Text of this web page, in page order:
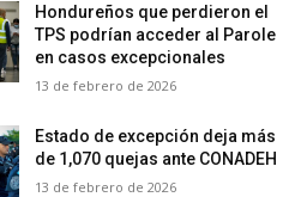
Hondureños que perdieron el
TPS podrían acceder al Parole
en casos excepcionales
13 de febrero de 2026
Estado de excepción deja más
de 1,070 quejas ante CONADEH
13 de febrero de 2026